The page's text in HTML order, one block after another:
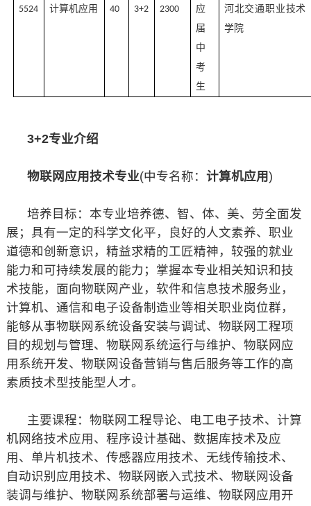
5524 计算机应用 40 3+2 2300
应
届
中
考
生
河北交通职业技术
学院
3+2专业介绍
物联网应用技术专业(中专名称： 计算机应用)
培养目标：本专业培养德、智、体、美、劳全面发
展；具有一定的科学文化平，良好的人文素养、职业
道德和创新意识，精益求精的工匠精神，较强的就业
能力和可持续发展的能力；掌握本专业相关知识和技
术技能，面向物联网产业，软件和信息技术服务业，
计算机、通信和电子设备制造业等相关职业岗位群，
能够从事物联网系统设备安装与调试、物联网工程项
目的规划与管理、物联网系统运行与维护、物联网应
用系统开发、物联网设备营销与售后服务等工作的高
素质技术型技能型人才。
主要课程：物联网工程导论、电工电子技术、计算
机网络技术应用、程序设计基础、数据库技术及应
用、单片机技术、传感器应用技术、无线传输技术、
自动识别应用技术、物联网嵌入式技术、物联网设备
装调与维护、物联网系统部署与运维、物联网应用开